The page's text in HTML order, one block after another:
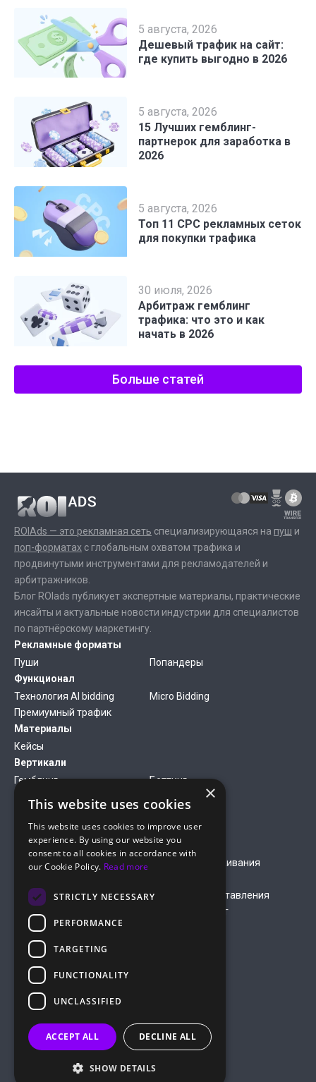
5 августа, 2026
Дешевый трафик на сайт:
где купить выгодно в 2026
5 августа, 2026
15 Лучших гемблинг-
партнерок для заработка в
2026
5 августа, 2026
Топ 11 CPC рекламных сеток
для покупки трафика
30 июля, 2026
Арбитраж гемблинг
трафика: что это и как
начать в 2026
Больше статей
ROIAds — это рекламная сеть специализирующаяся на пуш и
поп-форматах с глобальным охватом трафика и
продвинутыми инструментами для рекламодателей и
арбитражников.
Блог ROIads публикует экспертные материалы, практические
инсайты и актуальные новости индустрии для специалистов
по партнёрскому маркетингу.
Рекламные форматы
Пуши
Попандеры
Функционал
Технология AI bidding
Micro Bidding
Премиумный трафик
Материалы
Кейсы
Вертикали
Гемблинг
Беттинг
Антивирусы
Дейтинг
Нутра
Компания
О нас
Медиакит
Правила оплаты кредитной
Правила обслуживания
Условия обслуживания
Условия предоставления
рекламных услуг
Политика
конфеденциальности
ROIADS LTD
Улица Грива Дигени, 51, Атинеон Корт,
офис 202, 8047 Пафос, Кипр
©
ROIads, все права защищены
hello@roiads.co
marketing@roiads.co– для PR активностей
×
This website uses cookies
This website uses cookies to improve user
experience. By using our website you
consent to all cookies in accordance with
our Cookie Policy. Read more
STRICTLY NECESSARY
PERFORMANCE
TARGETING
FUNCTIONALITY
UNCLASSIFIED
ACCEPT ALL DECLINE ALL
SHOW DETAILS